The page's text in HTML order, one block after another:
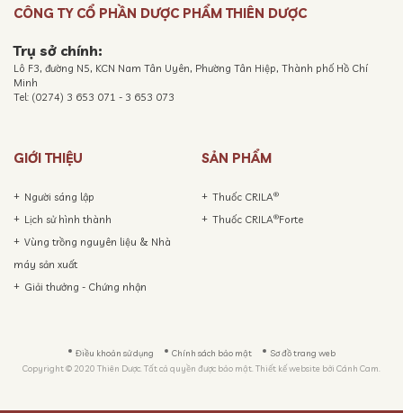
CÔNG TY CỔ PHẦN DƯỢC PHẨM THIÊN DƯỢC
Trụ sở chính:
Lô F3, đường N5, KCN Nam Tân Uyên, Phường Tân Hiệp, Thành phố Hồ Chí
Minh
Tel: (0274) 3 653 071 - 3 653 073
GIỚI THIỆU
Người sáng lập
Lịch sử hình thành
Vùng trồng nguyên liệu & Nhà
máy sản xuất
Giải thưởng - Chứng nhận
SẢN PHẨM
Thuốc CRILA®
Thuốc CRILA®Forte
Điều khoản sử dụng Chính sách bảo mật
Sơ đồ trang web
Copyright © 2020 Thiên Dược. Tất cả quyền được bảo mật. Thiết kế website bởi Cánh Cam.